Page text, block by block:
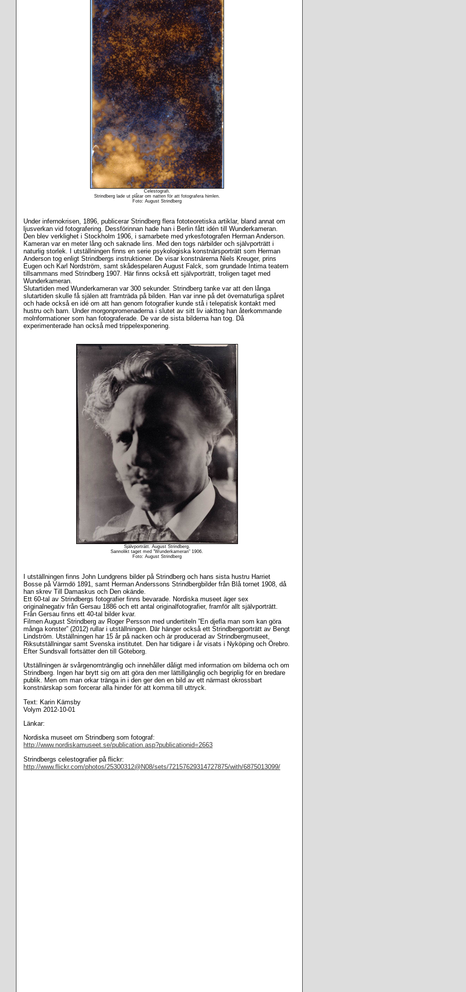
Celestografi.
Strindberg lade ut plåtar om natten för att fotografera himlen.
Foto: August Strindberg
Under infernokrisen, 1896, publicerar Strindberg flera fototeoretiska artiklar, bland annat om
ljusverkan vid fotografering. Dessförinnan hade han i Berlin fått idén till Wunderkameran.
Den blev verklighet i Stockholm 1906, i samarbete med yrkesfotografen Herman Anderson.
Kameran var en meter lång och saknade lins. Med den togs närbilder och självporträtt i
naturlig storlek. I utställningen finns en serie psykologiska konstnärsporträtt som Herman
Anderson tog enligt Strindbergs instruktioner. De visar konstnärerna Niels Kreuger, prins
Eugen och Karl Nordström, samt skådespelaren August Falck, som grundade Intima teatern
tillsammans med Strindberg 1907. Här finns också ett självporträtt, troligen taget med
Wunderkameran.
Slutartiden med Wunderkameran var 300 sekunder. Strindberg tanke var att den långa
slutartiden skulle få själen att framträda på bilden. Han var inne på det övernaturliga spåret
och hade också en idé om att han genom fotografier kunde stå i telepatisk kontakt med
hustru och barn. Under morgonpromenaderna i slutet av sitt liv iakttog han återkommande
molnformationer som han fotograferade. De var de sista bilderna han tog. Då
experimenterade han också med trippelexponering.
Självporträtt. August Strindberg.
Sannolikt taget med "Wunderkameran" 1906.
Foto: August Strindberg
I utställningen finns John Lundgrens bilder på Strindberg och hans sista hustru Harriet
Bosse på Värmdö 1891, samt Herman Anderssons Strindbergbilder från Blå tornet 1908, då
han skrev Till Damaskus och Den okände.
Ett 60-tal av Strindbergs fotografier finns bevarade. Nordiska museet äger sex
originalnegativ från Gersau 1886 och ett antal originalfotografier, framför allt självporträtt.
Från Gersau finns ett 40-tal bilder kvar.
Filmen August Strindberg av Roger Persson med undertiteln ”En djefla man som kan göra
många konster” (2012) rullar i utställningen. Där hänger också ett Strindbergporträtt av Bengt
Lindström. Utställningen har 15 år på nacken och är producerad av Strindbergmuseet,
Riksutställningar samt Svenska institutet. Den har tidigare i år visats i Nyköping och Örebro.
Efter Sundsvall fortsätter den till Göteborg.
Utställningen är svårgenomtränglig och innehåller dåligt med information om bilderna och om
Strindberg. Ingen har brytt sig om att göra den mer lättillgänglig och begriplig för en bredare
publik. Men om man orkar tränga in i den ger den en bild av ett närmast okrossbart
konstnärskap som forcerar alla hinder för att komma till uttryck.
Text: Karin Kämsby
Volym 2012-10-01
Länkar:
Nordiska museet om Strindberg som fotograf:
http://www.nordiskamuseet.se/publication.asp?publicationid=2663
Strindbergs celestografier på flickr:
http://www.flickr.com/photos/25300312@N08/sets/72157629314727875/with/6875013099/